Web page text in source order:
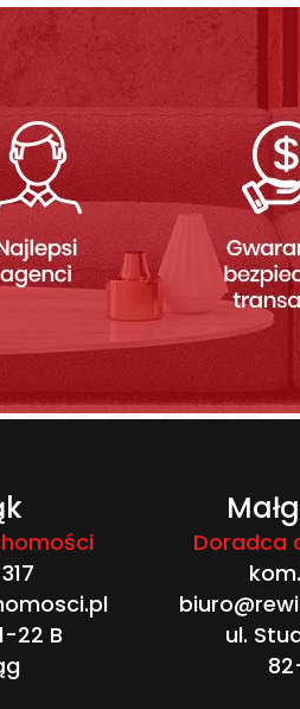
22 B
Doradca
ul.